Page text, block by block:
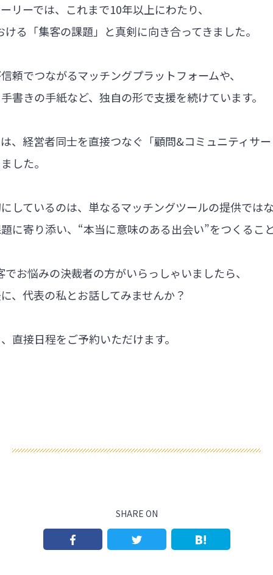
リーでは、これまで10年以上にわたり、
る「集客の課題」と真剣に向き合ってきました。
頼でつながるマッチングプラットフォームや、
書きの手紙など、独自の形で支援を続けています。
、経営者同士を直接つなぐ「顧問&コミュニティサ
した。
しているのは、単なるマッチングツールの提供では
に寄り添い、“本当に意味のある出会い”をつくるこ
お悩みの決裁者の方がいらっしゃいましたら、
、代表の私とお話してみませんか？
直接日程をご予約いただけます。
SHARE ON